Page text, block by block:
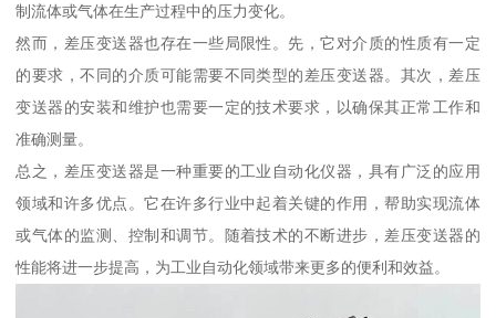
制流体或气体在生产过程中的压力变化。
然而，差压变送器也存在一些局限性。先，它对介质的性质有一定
的要求，不同的介质可能需要不同类型的差压变送器。其次，差压
变送器的安装和维护也需要一定的技术要求，以确保其正常工作和
准确测量。
总之，差压变送器是一种重要的工业自动化仪器，具有广泛的应用
领域和许多优点。它在许多行业中起着关键的作用，帮助实现流体
或气体的监测、控制和调节。随着技术的不断进步，差压变送器的
性能将进一步提高，为工业自动化领域带来更多的便利和效益。